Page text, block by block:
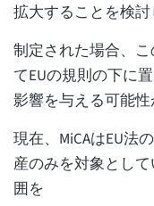
拡大することを検討
制定された場合、
てEUの規則の下に
影響を与える可能性
現在、MiCAはEU法
産のみを対象とし
囲を